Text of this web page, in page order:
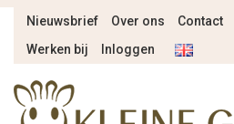
Nieuwsbrief Over ons Contact
Werken bij
Inloggen